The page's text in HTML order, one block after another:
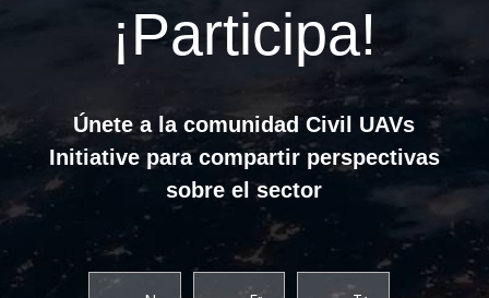
¡Participa!
Únete a la comunidad Civil UAVs
Initiative para compartir perspectivas
sobre el sector